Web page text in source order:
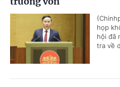
họp
hội đã
tra về